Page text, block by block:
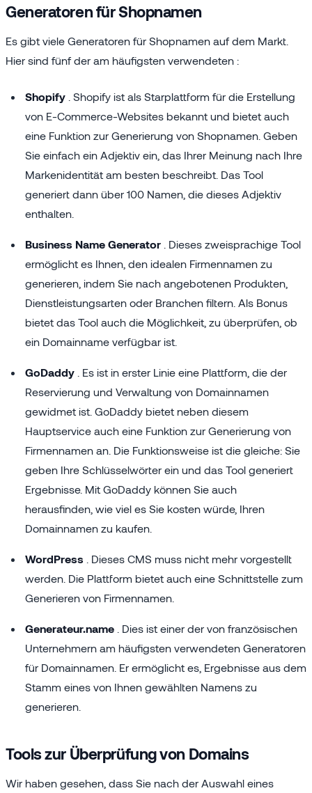
Generatoren für Shopnamen
Es gibt viele Generatoren für Shopnamen auf dem Markt.
Hier sind fünf der am häufigsten verwendeten :
Shopify . Shopify ist als Starplattform für die Erstellung
von E-Commerce-Websites bekannt und bietet auch
eine Funktion zur Generierung von Shopnamen. Geben
Sie einfach ein Adjektiv ein, das Ihrer Meinung nach Ihre
Markenidentität am besten beschreibt. Das Tool
generiert dann über 100 Namen, die dieses Adjektiv
enthalten.
Business Name Generator
. Dieses zweisprachige Tool
ermöglicht es Ihnen, den idealen Firmennamen zu
generieren, indem Sie nach angebotenen Produkten,
Dienstleistungsarten oder Branchen filtern. Als Bonus
bietet das Tool auch die Möglichkeit, zu überprüfen, ob
ein Domainname verfügbar ist.
GoDaddy
. Es ist in erster Linie eine Plattform, die der
Reservierung und Verwaltung von Domainnamen
gewidmet ist. GoDaddy bietet neben diesem
Hauptservice auch eine Funktion zur Generierung von
Firmennamen an. Die Funktionsweise ist die gleiche: Sie
geben Ihre Schlüsselwörter ein und das Tool generiert
Ergebnisse. Mit GoDaddy können Sie auch
herausfinden, wie viel es Sie kosten würde, Ihren
Domainnamen zu kaufen.
WordPress
. Dieses CMS muss nicht mehr vorgestellt
werden. Die Plattform bietet auch eine Schnittstelle zum
Generieren von Firmennamen.
Generateur.name
. Dies ist einer der von französischen
Unternehmern am häufigsten verwendeten Generatoren
für Domainnamen. Er ermöglicht es, Ergebnisse aus dem
Stamm eines von Ihnen gewählten Namens zu
generieren.
Tools zur Überprüfung von Domains
Wir haben gesehen, dass Sie nach der Auswahl eines